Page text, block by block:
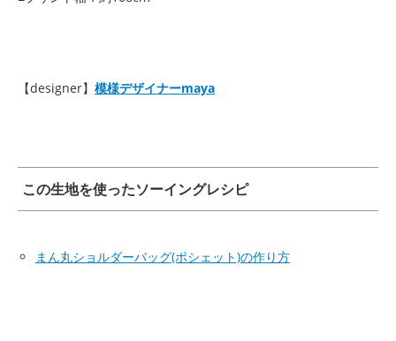
【designer】 模様デザイナーmaya
この生地を使ったソーイングレシピ
まん丸ショルダーバッグ(ポシェット)の作り方